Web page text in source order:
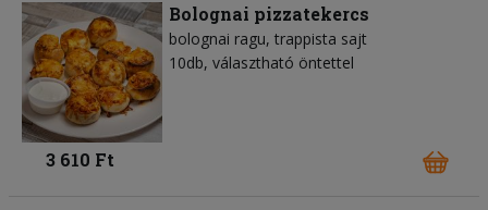
Bolognai pizzatekercs
bolognai ragu trappista sajt
10db, választható öntettel
3 610 Ft